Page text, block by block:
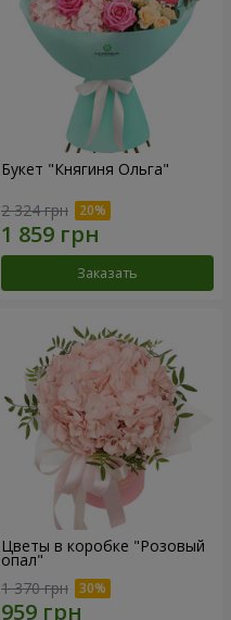
Букет "Княгиня Ольга"
2 324 грн
Заказать
Цветы в коробке "Розовый
опал"
1 370 грн